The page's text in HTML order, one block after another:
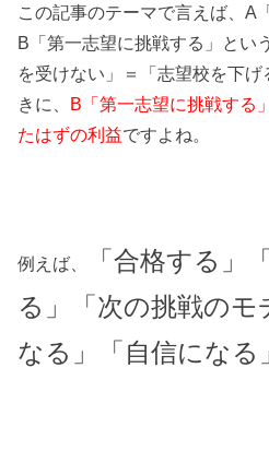
この記事のテーマで言えば、A
B「第一志望に挑戦する」とい
を受けない」＝「志望校を下
きに、 B「第一志望に挑戦する
たはずの利益ですよね。
例えば、
「合格する」
る」「次の挑戦のモ
なる」「自信になる